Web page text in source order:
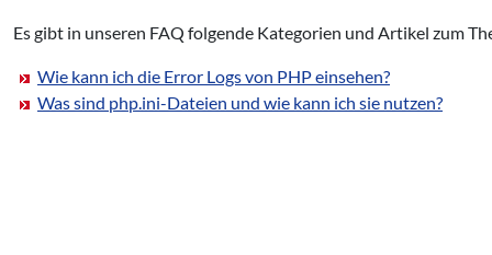
Es gibt in unseren FAQ folgende Kategorien und Artikel zum
Wie kann ich die Error Logs von PHP einsehen?
Was sind php.ini-Dateien und wie kann ich sie nutzen?